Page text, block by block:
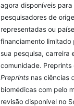
agora disponíveis para
pesquisadores de
representadas ou
financiamento limitado
sua pesquisa, carreira
comunidade. Preprints
Preprintsnas ciências
biomédicas com pelo
revisão disponível no